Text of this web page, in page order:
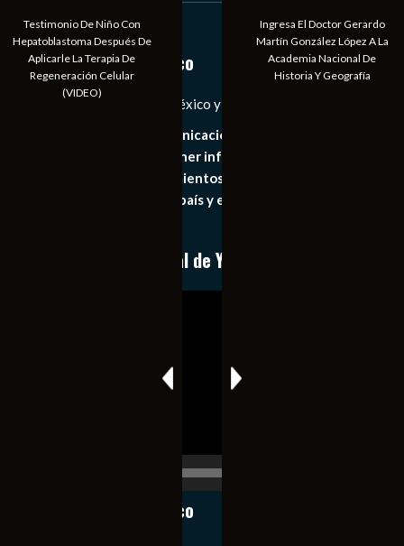
« Jul
Notiexpress de México
Las Noticias Diarias de México y el Mundo a Tu Alcance
Somos un medio de comunicación digital que tiene como
principal objetivo mantener informado al publico en
general de los acontecimientos mas recientes e
importantes de nuestro país y el mundo de forma eficaz,
Conoce nuestro canal de YouTube
Notiexpress de México
Testimonio De Niño Con
Hepatoblastoma Después De
Aplicarle La Terapia De
Regeneración Celular
(VIDEO)
Ingresa El Doctor Gerardo
Martín González López A La
Academia Nacional De
Historia Y Geografía